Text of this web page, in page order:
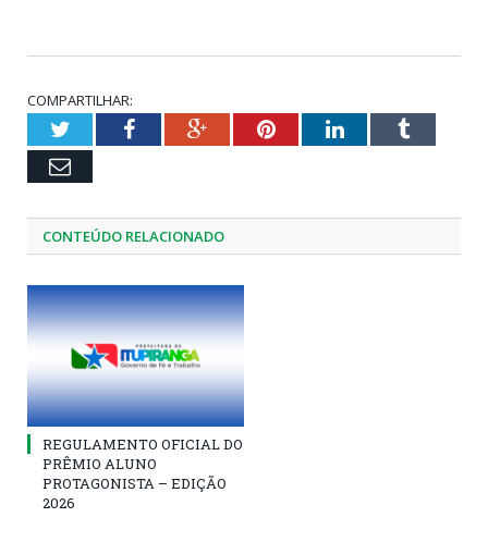
COMPARTILHAR:
TwitterFacebookGoogle+PinterestLinkedInTumblr
Email
CONTEÚDO RELACIONADO
REGULAMENTO OFICIAL DO
PRÊMIO ALUNO
PROTAGONISTA – EDIÇÃO
2026